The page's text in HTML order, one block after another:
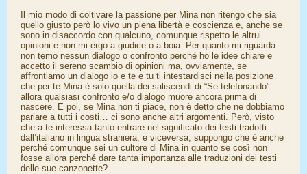
Il mio modo di coltivare la passione per Mina non ritengo che sia
quello giusto però lo vivo un piena libertà e coscienza e, anche se
sono in disaccordo con qualcuno, comunque rispetto le altrui
opinioni e non mi ergo a giudice o a boia. Per quanto mi riguarda
non temo nessun dialogo o confronto perché ho le idee chiare e
accetto il sereno scambio di opinioni ma, ovviamente, se
affrontiamo un dialogo io e te e tu ti intestardisci nella posizione
che per te Mina è solo quella dei saliscendi di “Se telefonando”
allora qualsiasi confronto e/o dialogo muore ancora prima di
nascere. E poi, se Mina non ti piace, non è detto che ne dobbiamo
parlare a tutti i costi… ci sono anche altri argomenti. Però, visto
che a te interessa tanto entrare nel significato dei testi tradotti
dall’italiano in lingua straniera, e viceversa, suppongo che è anche
perché comunque sei un cultore di Mina in quanto se così non
fosse allora perché dare tanta importanza alle traduzioni dei testi
delle sue canzonette?